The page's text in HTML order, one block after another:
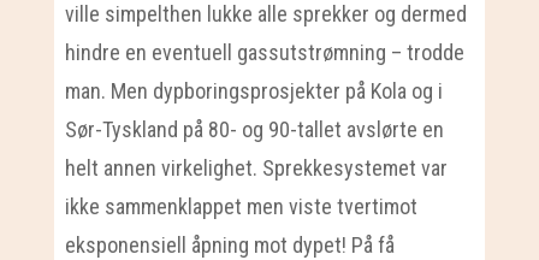
ville simpelthen lukke alle sprekker og dermed
hindre en eventuell gassutstrømning – trodde
man. Men dypboringsprosjekter på Kola og i
Sør-Tyskland på 80- og 90-tallet avslørte en
helt annen virkelighet. Sprekkesystemet var
ikke sammenklappet men viste tvertimot
eksponensiell åpning mot dypet! På få